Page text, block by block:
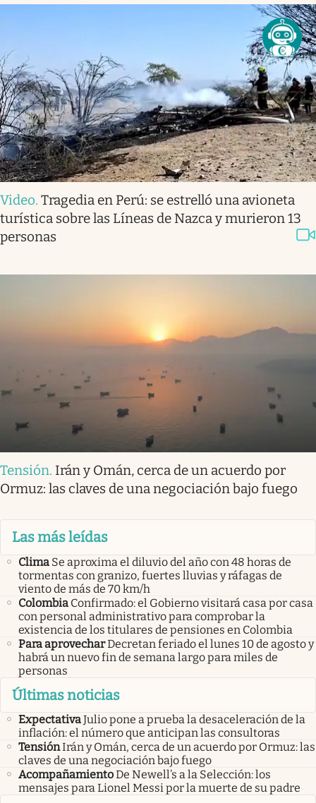
Video. Tragedia en Perú: se estrelló una avioneta
turística sobre las Líneas de Nazca y murieron 13
personas
Tensión. Irán y Omán, cerca de un acuerdo por
Ormuz: las claves de una negociación bajo fuego
Las más leídas
Clima Se aproxima el diluvio del año con 48 horas de
tormentas con granizo, fuertes lluvias y ráfagas de
viento de más de 70 km/h
Colombia Confirmado: el Gobierno visitará casa por casa
con personal administrativo para comprobar la
existencia de los titulares de pensiones en Colombia
Para aprovecharDecretan feriado el lunes 10 de agosto y
habrá un nuevo fin de semana largo para miles de
personas
Últimas noticias
ExpectativaJulio pone a prueba la desaceleración de la
inflación: el número que anticipan las consultoras
TensiónIrán y Omán, cerca de un acuerdo por Ormuz: las
claves de una negociación bajo fuego
AcompañamientoDe Newell’s a la Selección: los
mensajes para Lionel Messi por la muerte de su padre